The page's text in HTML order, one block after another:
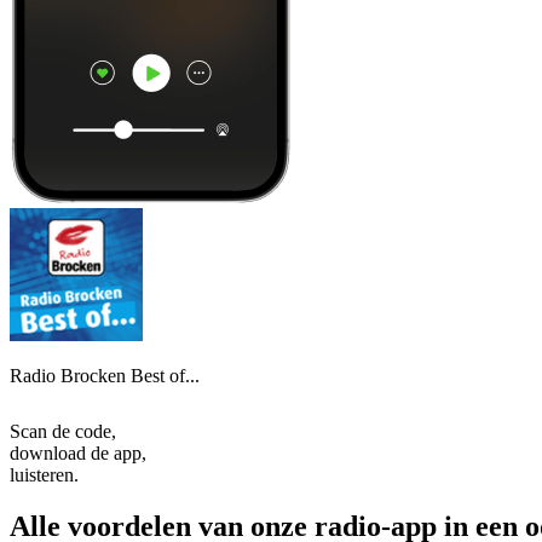
Radio Brocken Best of...
Scan de code,
download de app,
luisteren.
Alle voordelen van onze radio-app in een